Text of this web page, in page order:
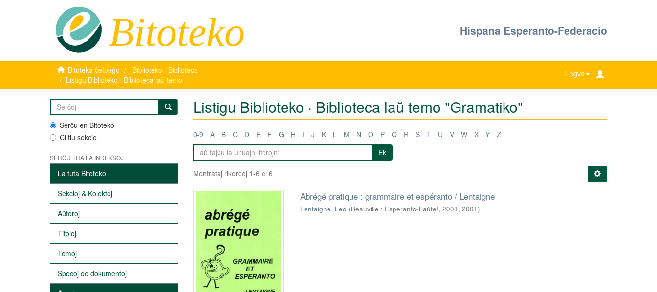
Bitoteko Hispana Esperanto-Federacio
Bitoteka ĉefpaĝo
Biblioteko · Biblioteca
Listigu Biblioteko · Biblioteca laŭ temo
Lingvo
Serĉu en Bitoteko
Ĉi tiu sekcio
SERĈU TRA LA INDEKSOJ
La tuta Bitoteko
Sekcioj & Kolektoj
Aŭtoroj
Titoloj
Temoj
Specoj de dokumentoj
Listigu Biblioteko · Biblioteca laŭ temo "Gramatiko"
0-9 A B C D E F G H I J K L M N O P Q R S T U V W X Y
Z
Ek
Montrataj rikordoj 1-6 el 6
Abrégé pratique : grammaire et espéranto / Lentaigne
Lentaigne, Leo (Beauville : Esperanto-Laŭte!, 2001 , 2001)